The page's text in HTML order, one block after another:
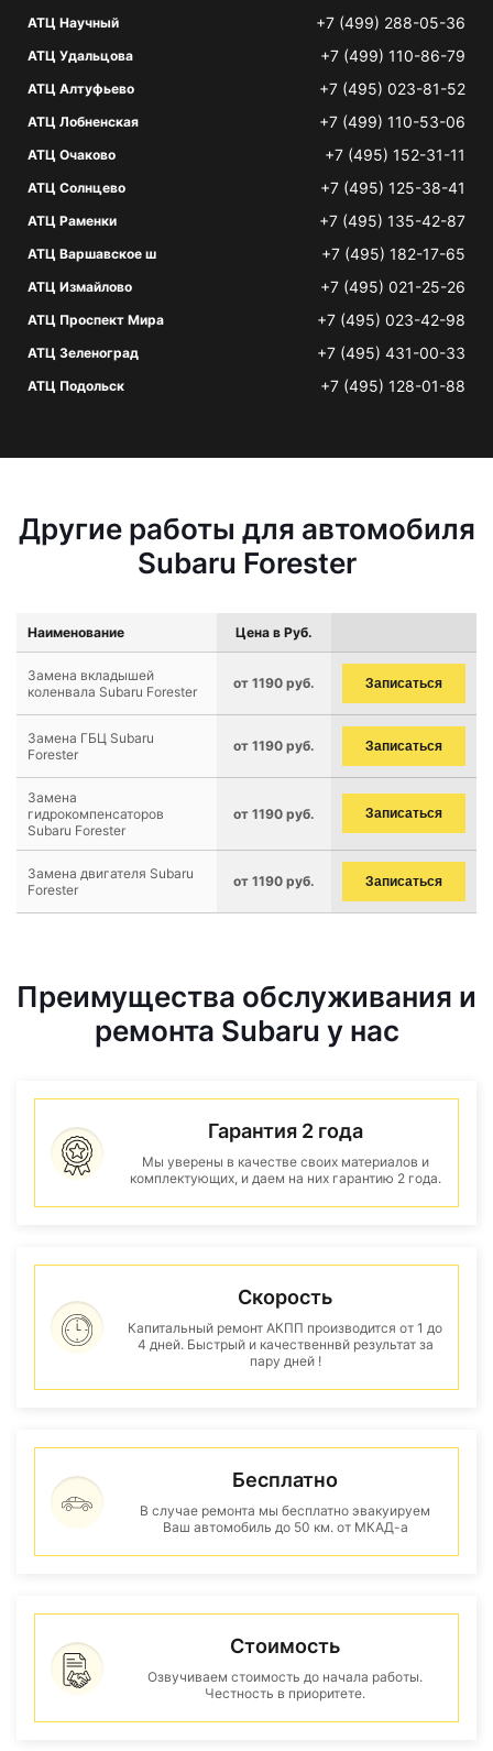
АТЦ Научный +7 (499) 288-05-36
АТЦ Удальцова +7 (499) 110-86-79
АТЦ Алтуфьево +7 (495) 023-81-52
АТЦ Лобненская +7 (499) 110-53-06
АТЦ Очаково +7 (495) 152-31-11
АТЦ Солнцево +7 (495) 125-38-41
АТЦ Раменки +7 (495) 135-42-87
АТЦ Варшавское ш +7 (495) 182-17-65
АТЦ Измайлово +7 (495) 021-25-26
АТЦ Проспект Мира +7 (495) 023-42-98
АТЦ Зеленоград +7 (495) 431-00-33
АТЦ Подольск +7 (495) 128-01-88
Другие работы для автомобиля
Subaru Forester
Наименование Цена в Руб.
Замена вкладышей
коленвала Subaru Forester
от 1190 руб. Записаться
Замена ГБЦ Subaru
Forester
от 1190 руб. Записаться
Замена
гидрокомпенсаторов
Subaru Forester
от 1190 руб. Записаться
Замена двигателя Subaru
Forester
от 1190 руб. Записаться
Преимущества обслуживания и
ремонта Subaru у нас
Гарантия 2 года
Мы уверены в качестве своих материалов и
комплектующих, и даем на них гарантию 2 года.
Скорость
Капитальный ремонт АКПП производится от 1 до
4 дней. Быстрый и качественнвй результат за
пару дней !
Бесплатно
В случае ремонта мы бесплатно эвакуируем
Ваш автомобиль до 50 км. от МКАД-а
Стоимость
Озвучиваем стоимость до начала работы.
Честность в приоритете.